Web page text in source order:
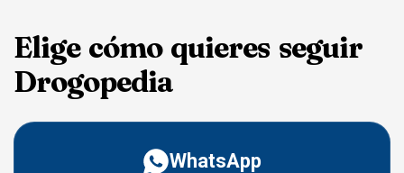
Elige cómo quieres seguir
Drogopedia
WhatsApp